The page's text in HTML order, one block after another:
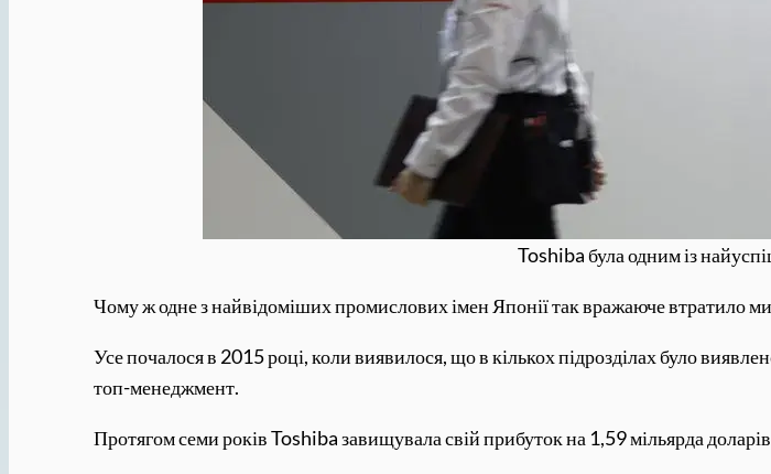
Toshiba була одним із
Чому ж одне з найвідоміших промислових імен Японії так вражаюче втратило
Усе почалося в 2015 році, коли виявилося, що в кількох підрозділах було
топ-менеджмент.
Протягом семи років Toshiba завищувала свій прибуток на 1,59 мільярда